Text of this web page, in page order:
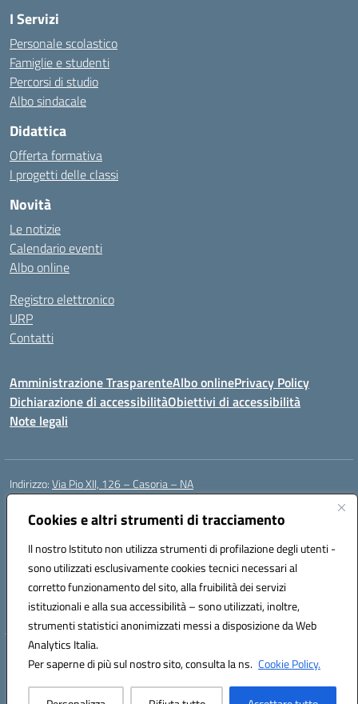
Cookies e altri strumenti di tracciamento
Il nostro Istituto non utilizza strumenti di profilazione degli utenti -
sono utilizzati esclusivamente cookies tecnici necessari al
corretto funzionamento del sito, alla fruibilità dei servizi
istituzionali e alla sua accessibilità – sono utilizzati, inoltre,
strumenti statistici anonimizzati messi a disposizione da Web
Analytics Italia.
Per saperne di più sul nostro sito, consulta la ns. Cookie Policy.
I Servizi
Personale scolastico
Famiglie e studenti
Percorsi di studio
Albo sindacale
Didattica
Offerta formativa
I progetti delle classi
Novità
Le notizie
Calendario eventi
Albo online
Registro elettronico
URP
Contatti
Amministrazione TrasparenteAlbo onlinePrivacy Policy
Dichiarazione di accessibilitàObiettivi di accessibilità
Note legali
Indirizzo:Via Pio XII, 126 – Casoria – NA
Centralino:
Posta elettronica certificata (PEC):naic8et00d@pec.istruzione.it
Codice fiscale: 93056760635
Codice meccanografico:NAIC8ET00D
Codice Indice delle Pubbliche Amministrazioni (IPA): clcc_063
Codice unico di fatturazione (CUF): UFVE8K
Hosting & Powered by 3D Solution S.r.l.
Concept & Design by Designers Italia